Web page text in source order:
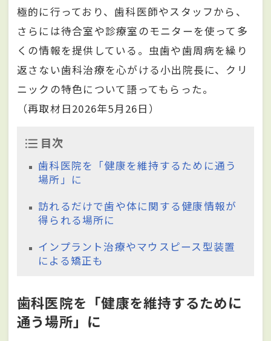
極的に行っており、歯科医師やスタッフから、
さらには待合室や診療室のモニターを使って多
くの情報を提供している。虫歯や歯周病を繰り
返さない歯科治療を心がける小出院長に、クリ
ニックの特色について語ってもらった。
（再取材日2026年5月26日）
目次
歯科医院を「健康を維持するために通う
場所」に
訪れるだけで歯や体に関する健康情報が
得られる場所に
インプラント治療やマウスピース型装置
による矯正も
歯科医院を「健康を維持するために
通う場所」に